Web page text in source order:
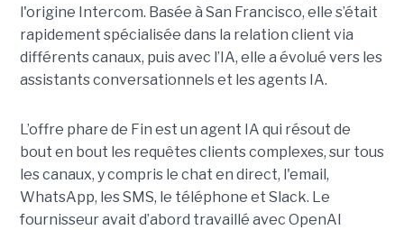
l'origine Intercom. Basée à San Francisco, elle s’était
rapidement spécialisée dans la relation client via
différents canaux, puis avec l’IA, elle a évolué vers les
assistants conversationnels et les agents IA.
L’offre phare de Fin est un agent IA qui résout de
bout en bout les requêtes clients complexes, sur tous
les canaux, y compris le chat en direct, l'email,
WhatsApp, les SMS, le téléphone et Slack. Le
fournisseur avait d’abord travaillé avec OpenAI